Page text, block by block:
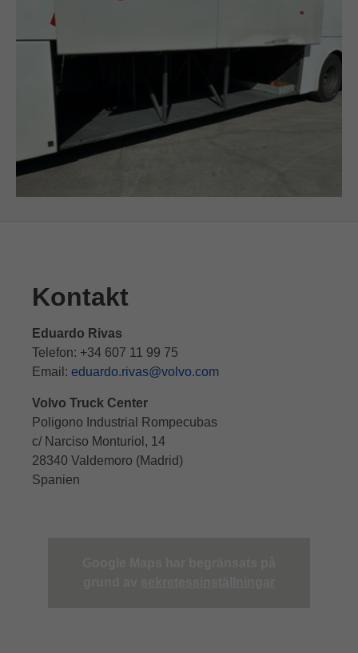
Kontakt
Eduardo Rivas
Telefon: +34 607 11 99 75
Email:eduardo.rivas@volvo.com
Volvo Truck Center
Poligono Industrial Rompecubas
c/ Narciso Monturiol, 14
28340 Valdemoro (Madrid)
Spanien